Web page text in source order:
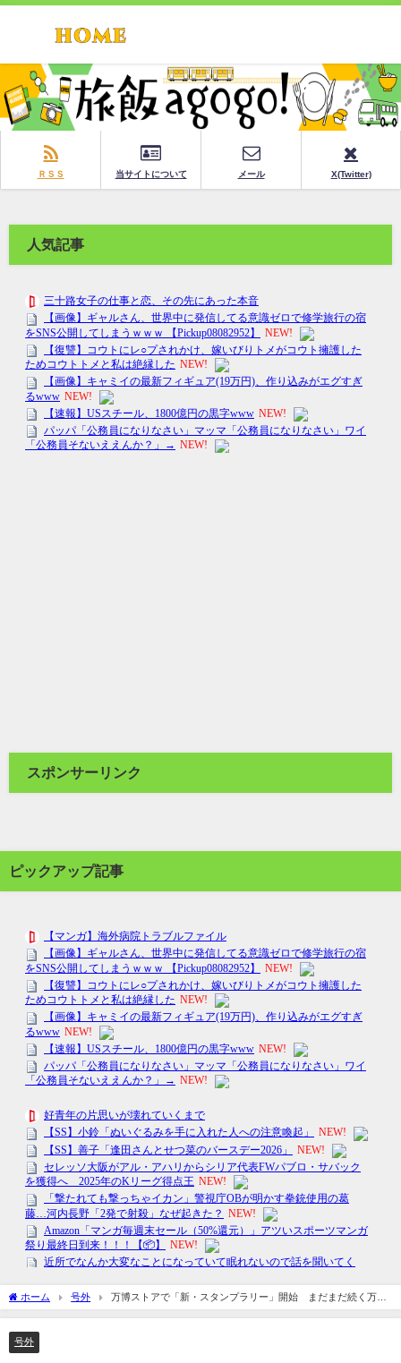
ＲＳＳ 当サイトについて メール X(Twitter)
人気記事
スポンサーリンク
ピックアップ記事
ホーム 号外
万博ストアで「新・スタンプラリー」開始 まだまだ続く万博
熱！
号外